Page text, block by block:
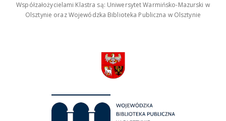
Współzałożycielami Klastra są: Uniwersytet Warmińsko-Mazurski w
Olsztynie oraz Wojewódzka Biblioteka Publiczna w Olsztynie